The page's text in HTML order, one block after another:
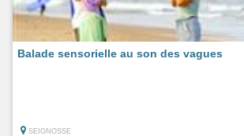
Balade sensorielle au son des vagues
SEIGNOSSE